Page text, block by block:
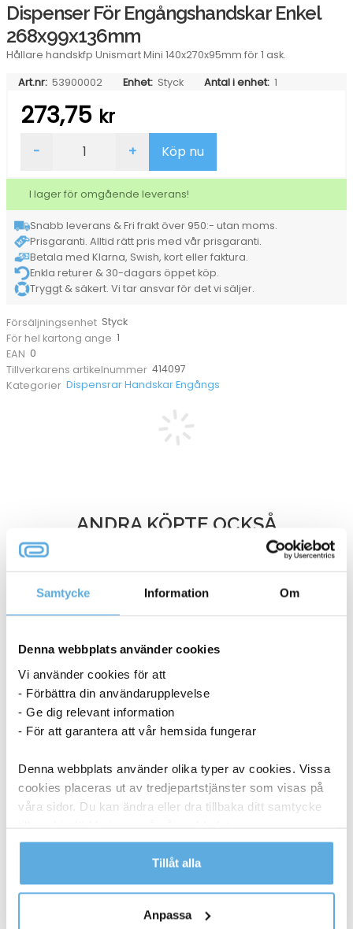
Samtycke Information Om
Denna webbplats använder cookies
Vi använder cookies för att
- Förbättra din användarupplevelse
- Ge dig relevant information
- För att garantera att vår hemsida fungerar
Denna webbplats använder olika typer av cookies. Vissa
cookies placeras ut av tredjepartstjänster som visas på
våra sidor. Du kan ändra eller dra tillbaka ditt samtycke
Läs mer i vår integritetspolicy om vilka vi är, hur du
kontaktar oss och på vilket sätt vi behandlar
Tillåt alla
Anpassa
Dispenser För Engångshandskar Enkel
268x99x136mm
Hållare handskfp Unismart Mini 140x270x95mm för 1 ask.
Art.nr: 53900002 Enhet: Styck Antal i enhet: 1
273,75 kr
För
Enkel
268x99x136mm
mängd
- + Köp nu
I lager för omgående leverans!
Snabb leverans & Fri frakt över 950:- utan moms.
Prisgaranti. Alltid rätt pris med vår prisgaranti.
Betala med Klarna, Swish, kort eller faktura.
Enkla returer & 30-dagars öppet köp.
Tryggt & säkert. Vi tar ansvar för det vi säljer.
Försäljningsenhet Styck
För hel kartong ange 1
EAN 0
Tillverkarens artikelnummer 414097
Kategorier Dispensrar Handskar Engångs
ANDRA KÖPTE OCKSÅ
Lamineringsficka AO Matt 2x125mic A3 25/fp
186,25kr